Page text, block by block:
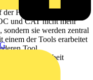
Hand: Künftig müssen
und CAT nicht mehr
sie werden zentral
einem der Tools erarbeitet
Tool
die Planungsarbeit